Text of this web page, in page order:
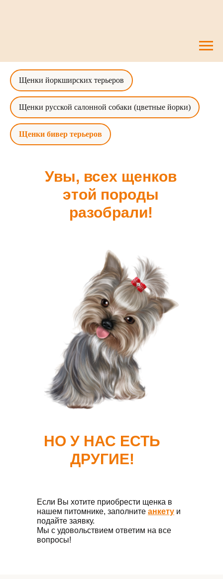
Щенки йоркширских терьеров
Щенки русской салонной собаки (цветные йорки)
Щенки бивер терьеров
НО У НАС ЕСТЬ
ДРУГИЕ!
Увы, всех щенков
этой породы
разобрали!
Если Вы хотите приобрести щенка в
нашем питомнике, заполните анкету и
подайте заявку.
Мы с удовольствием ответим на все
вопросы!